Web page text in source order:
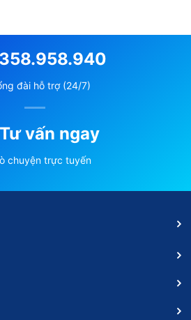
đài hỗ trợ (24/7)
Tư vấn ngay
chuyện trực tuyến